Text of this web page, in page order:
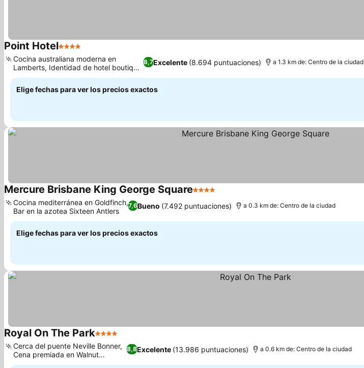
Point Hotel4 Estrellas
8,7Excelente (8.694 puntuaciones)
Cocina australiana moderna en
Lamberts, Identidad de hotel boutique
independiente
a 1.3 km de: Centro de la ciudad
Elige fechas para ver los precios exactos
Mercure Brisbane King George Square4 Estrellas
7,6Bueno (7.492 puntuaciones)
Cocina mediterránea en Goldfinch,
Bar en la azotea Sixteen Antlers
a 0.3 km de: Centro de la ciudad
Elige fechas para ver los precios exactos
Royal On The Park4 Estrellas
8,8Excelente (13.986 puntuaciones)
Cerca del puente Neville Bonner,
Cena premiada en Walnut
Restaurant
a 0.6 km de: Centro de la ciudad